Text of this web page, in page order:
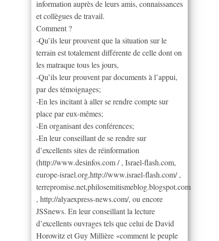
information auprès de leurs amis, connaissances
et collègues de travail.
Comment ?
-Qu’ils leur prouvent que la situation sur le
terrain est totalement différente de celle dont on
les matraque tous les jours,
-Qu’ils leur prouvent par documents à l’appui,
par des témoignages;
-En les incitant à aller se rendre compte sur
place par eux-mêmes;
-En organisant des conférences;
-En leur conseillant de se rendre sur
d’excellents sites de réinformation
(http://www.desinfos.com / , Israel-flash.com,
europe-israel.org,http://www.israel-flash.com/ ,
terrepromise.net,philosemitismeblog.blogspot.com
, http://alyaexpress-news.com/, ou encore
JSSnews. En leur conseillant la lecture
d’excellents ouvrages tels que celui de David
Horowitz et Guy Millière «comment le peuple